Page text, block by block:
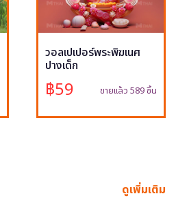
วอลเปเปอร์พระพิฆเนศ
ปางเด็ก
฿59 ขายแล้ว 589 ชิ้น
ดูเพิ่มเติม